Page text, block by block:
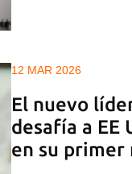
12 MAR 2026
El nuevo
desafía a EE
en su primer